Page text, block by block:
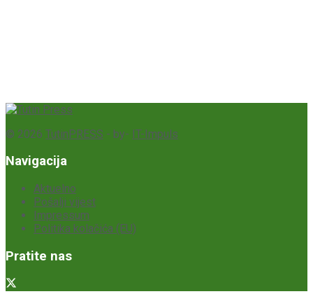
© 2026 TutinPRESS - by- IT-Impuls
Navigacija
Aktuelno
Pošalji vijest
Impressum
Politika kolačića (EU)
Pratite nas